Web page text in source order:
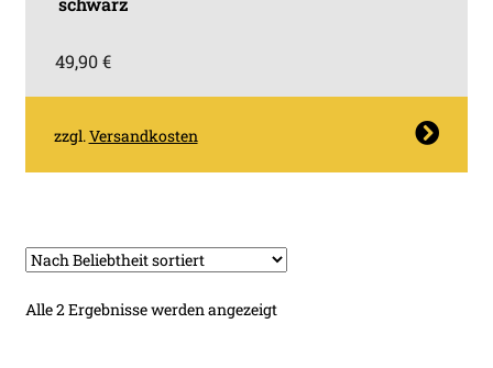
49,90€
zzgl.VersandkostenDieses
Varianten
auf.
Optionen
Alle 2 Ergebnisse werden angezeigtNach